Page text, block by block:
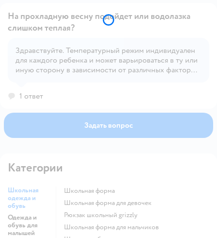
Открыть вопрос
На прохладную весну подойдет или водолазка
слишком теплая?
Здравствуйте. Температурный режим индивидуален
для каждого ребенка и может варьироваться в ту или
иную сторону в зависимости от различных факторов
активность ребенка и т.д.
1 ответ
Задать вопрос
Категории
Школьная
одежда и
обувь
Одежда и
обувь для
малышей
Школьная форма
Школьная форма для девочек
Рюкзак школьный grizzly
Школьная форма для мальчиков